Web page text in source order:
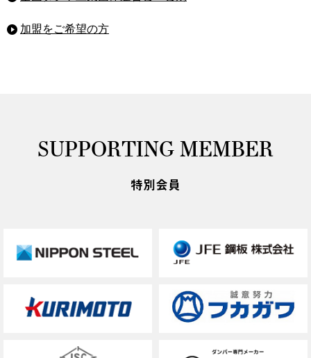
加盟をご希望の方
SUPPORTING MEMBER
特別会員